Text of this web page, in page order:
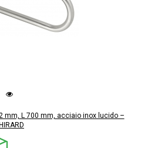
mm, L 700 mm, acciaio inox lucido –